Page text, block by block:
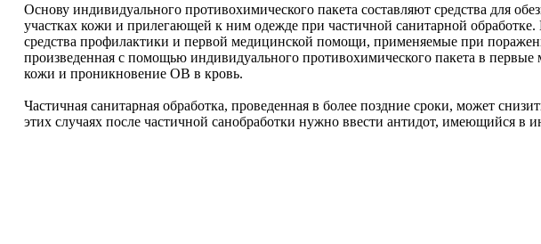
Основу индивидуального противохимического пакета составляют средства для
участках кожи и прилегающей к ним одежде при частичной санитарной
средства профилактики и первой медицинской помощи, применяемые при
произведенная с помощью индивидуального противохимического пакета в
кожи и проникновение ОВ в кровь.
Частичная санитарная обработка, проведенная в более поздние сроки, может
этих случаях после частичной санобработки нужно ввести антидот, имеющийся в